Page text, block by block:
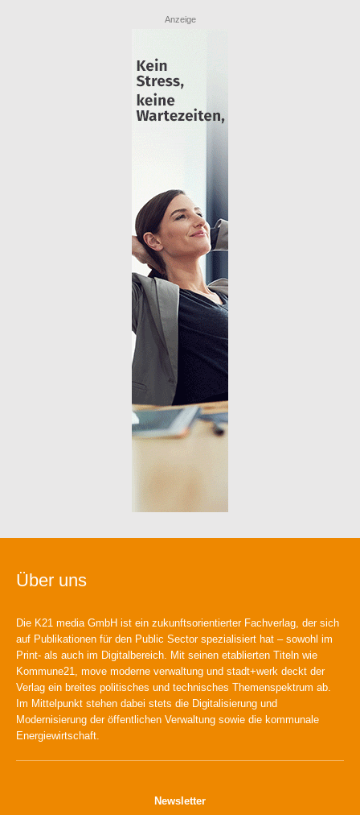
Anzeige
Über uns
Die K21 media GmbH ist ein zukunftsorientierter Fachverlag, der sich
auf Publikationen für den Public Sector spezialisiert hat – sowohl im
Print- als auch im Digitalbereich. Mit seinen etablierten Titeln wie
Kommune21, move moderne verwaltung und stadt+werk deckt der
Verlag ein breites politisches und technisches Themenspektrum ab.
Im Mittelpunkt stehen dabei stets die Digitalisierung und
Modernisierung der öffentlichen Verwaltung sowie die kommunale
Energiewirtschaft.
Newsletter